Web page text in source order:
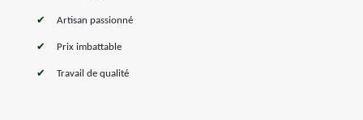
Artisan passionné
Prix imbattable
Travail de qualité